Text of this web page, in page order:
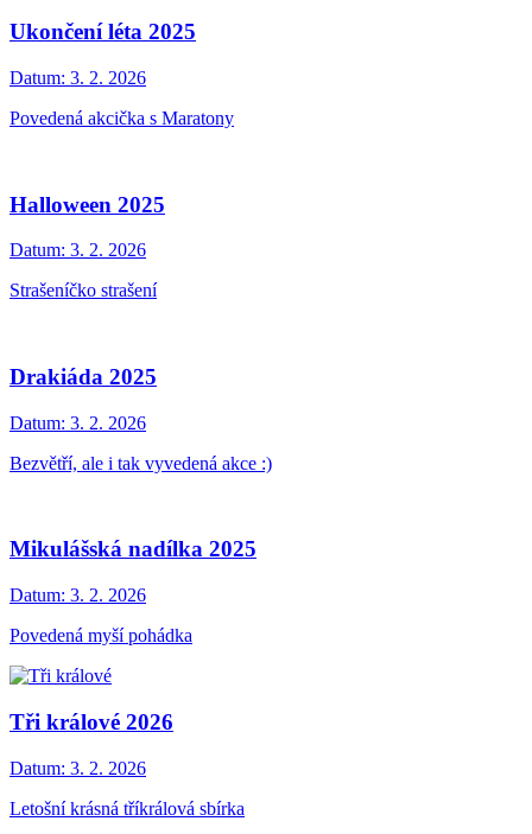
Ukončení léta 2025
Datum: 3. 2. 2026
Povedená akcička s Maratony
Halloween 2025
Datum: 3. 2. 2026
Strašeníčko strašení
Drakiáda 2025
Datum: 3. 2. 2026
Bezvětří, ale i tak vyvedená akce :)
Mikulášská nadílka 2025
Datum: 3. 2. 2026
Povedená myší pohádka
Tři králové 2026
Datum: 3. 2. 2026
Letošní krásná tříkrálová sbírka